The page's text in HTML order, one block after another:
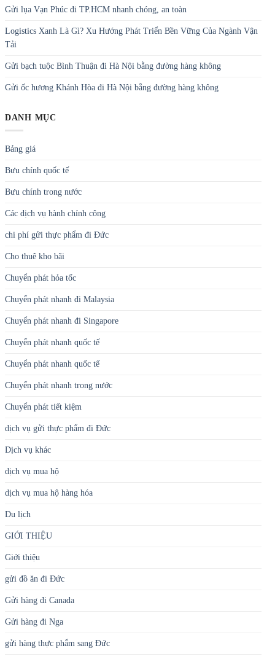
Gửi lụa Vạn Phúc đi TP.HCM nhanh chóng, an toàn
Logistics Xanh Là Gì? Xu Hướng Phát Triển Bền Vững Của Ngành Vận
Tải
Gửi bạch tuộc Bình Thuận đi Hà Nội bằng đường hàng không
Gửi ốc hương Khánh Hòa đi Hà Nội bằng đường hàng không
DANH MỤC
Bảng giá
Bưu chính quốc tế
Bưu chính trong nước
Các dịch vụ hành chính công
chi phí gửi thực phẩm đi Đức
Cho thuê kho bãi
Chuyển phát hỏa tốc
Chuyển phát nhanh đi Malaysia
Chuyển phát nhanh đi Singapore
Chuyển phát nhanh quốc tế
Chuyển phát nhanh quốc tế
Chuyển phát nhanh trong nước
Chuyển phát tiết kiệm
dịch vụ gửi thực phẩm đi Đức
Dịch vụ khác
dịch vụ mua hộ
dịch vụ mua hộ hàng hóa
Du lịch
GIỚI THIỆU
Giới thiệu
gửi đồ ăn đi Đức
Gửi hàng đi Canada
Gửi hàng đi Nga
gửi hàng thực phẩm sang Đức